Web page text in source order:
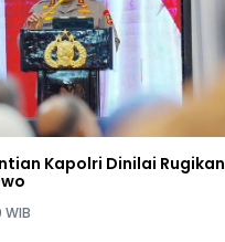
Kapolri Dinilai Rugikan
WIB